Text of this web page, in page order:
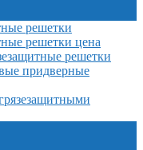
решетки
решетки цена
решетки
придверные